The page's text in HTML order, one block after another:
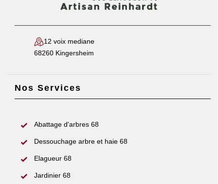
12 voix mediane
68260 Kingersheim
Nos Services
Abattage d'arbres 68
Dessouchage arbre et haie 68
Elagueur 68
Jardinier 68